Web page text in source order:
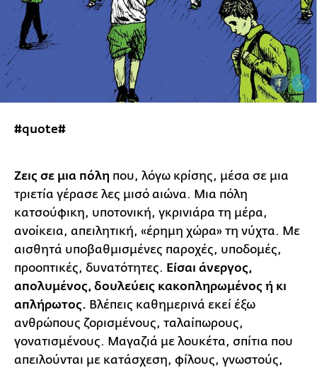
#quote#
Ζεις σε μια πόλη που, λόγω κρίσης, μέσα σε μια
τριετία γέρασε λες μισό αιώνα. Μια πόλη
κατσούφικη, υποτονική, γκρινιάρα τη μέρα,
ανοίκεια, απειλητική, «έρημη χώρα» τη νύχτα. Με
αισθητά υποβαθμισμένες παροχές, υποδομές,
προοπτικές, δυνατότητες. Είσαι άνεργος,
απολυμένος, δουλεύεις κακοπληρωμένος ή κι
απλήρωτος. Βλέπεις καθημερινά εκεί έξω
ανθρώπους ζορισμένους, ταλαίπωρους,
γονατισμένους. Μαγαζιά με λουκέτα, σπίτια που
απειλούνται με κατάσχεση, φίλους, γνωστούς,